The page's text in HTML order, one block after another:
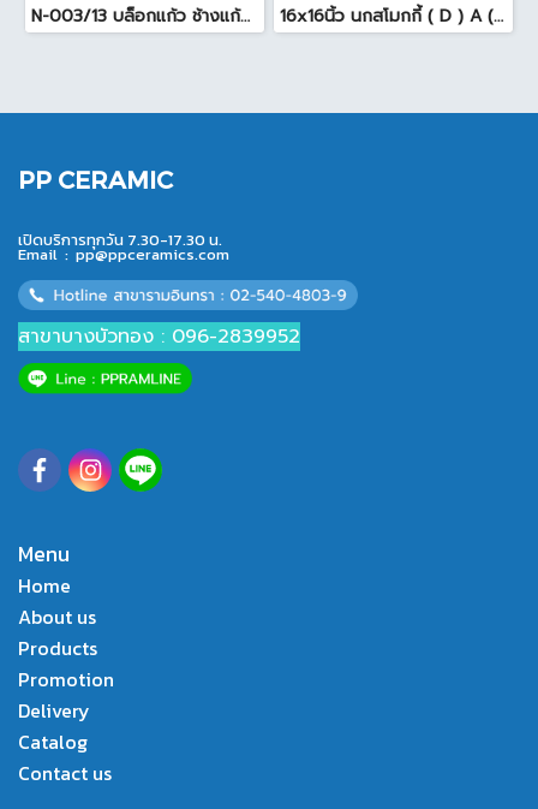
N-003/13 บล็อกแก้ว ช้างแก้ว WOW พริ้วแก้ว ( 24x11.5x8cm ) 16x16นิ้ว นกสโมกกี้ ( D ) A (Pack6)
PP CERAMIC
เปิดบริการทุกวัน 7.30-17.30 น.
Email : pp@ppceramics.com
สาขาบางบัวทอง : 096-2839952
Menu
Home
About us
Products
Promotion
Delivery
Catalog
Contact us